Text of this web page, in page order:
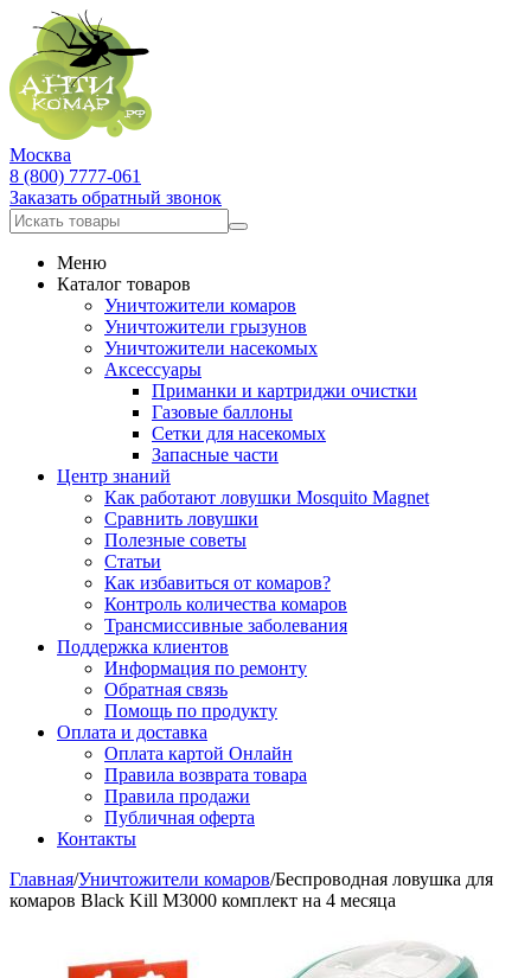
Москва
8 (800) 7777-061
Заказать обратный звонок
Меню
Каталог товаров
Уничтожители комаров
Уничтожители грызунов
Уничтожители насекомых
Аксессуары
Приманки и картриджи очистки
Газовые баллоны
Сетки для насекомых
Запасные части
Центр знаний
Как работают ловушки Mosquito Magnet
Сравнить ловушки
Полезные советы
Статьи
Как избавиться от комаров?
Контроль количества комаров
Трансмиссивные заболевания
Поддержка клиентов
Информация по ремонту
Обратная связь
Помощь по продукту
Оплата и доставка
Оплата картой Онлайн
Правила возврата товара
Правила продажи
Публичная оферта
Контакты
Главная/Уничтожители комаров/Беспроводная ловушка для
комаров Black Kill М3000 комплект на 4 месяца